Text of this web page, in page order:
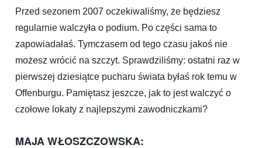
Przed sezonem 2007 oczekiwaliśmy, że będziesz
regularnie walczyła o podium. Po części sama to
zapowiadałaś. Tymczasem od tego czasu jakoś nie
możesz wrócić na szczyt. Sprawdziliśmy: ostatni raz w
pierwszej dziesiątce pucharu świata byłaś rok temu w
Offenburgu. Pamiętasz jeszcze, jak to jest walczyć o
czołowe lokaty z najlepszymi zawodniczkami?
MAJA WŁOSZCZOWSKA: